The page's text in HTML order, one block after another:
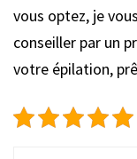
vous optez, je
conseiller par un
votre épilation,